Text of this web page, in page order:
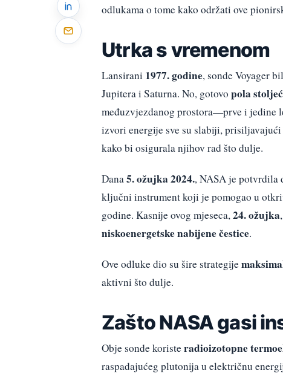
odlukama o tome kako održati ove
Utrka s vremenom
Lansirani 1977. godine, sonde Voyager
Jupitera i Saturna. No, gotovo pola
međuzvjezdanog prostora—prve i jedine
izvori energije sve su slabiji,
kako bi osigurala njihov rad što dulje.
Dana5. ožujka 2024., NASA je potvrdila
ključni instrument koji je pomogao u
godine. Kasnije ovog mjeseca,24. ožujka
niskoenergetske nabijene čestice.
Ove odluke dio su šire strategije
aktivni što dulje.
Zašto NASA gasi
Obje sonde koristeradioizotopne
raspadajućeg plutonija u električnu